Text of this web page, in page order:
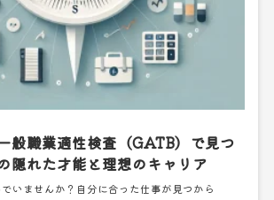
般職業適性検査（GATB）で見つ
隠れた才能と理想のキャリア
いませんか？自分に合った仕事が見つから